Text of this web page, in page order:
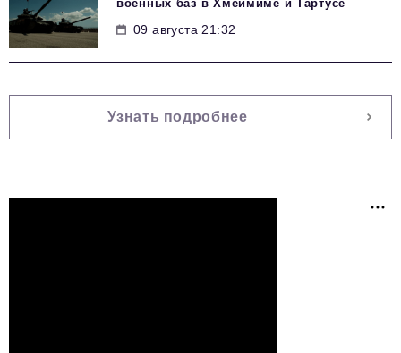
военных баз в Хмеймиме и Тартусе
09 августа 21:32
Узнать подробнее